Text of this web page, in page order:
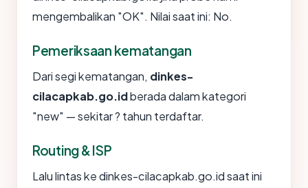
mengembalikan "OK". Nilai saat ini: No.
Pemeriksaan kematangan
Dari segi kematangan, dinkes-
cilacapkab.go.idberada dalam kategori
"new" — sekitar ? tahun terdaftar.
Routing & ISP
Lalu lintas ke dinkes-cilacapkab.go.id saat ini